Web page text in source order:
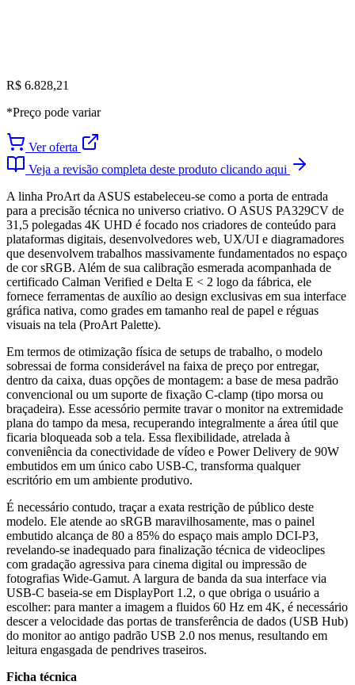
R$ 6.828,21
*Preço pode variar
Ver oferta
Veja a revisão completa deste produto clicando aqui
A linha ProArt da ASUS estabeleceu-se como a porta de entrada
para a precisão técnica no universo criativo. O ASUS PA329CV de
31,5 polegadas 4K UHD é focado nos criadores de conteúdo para
plataformas digitais, desenvolvedores web, UX/UI e diagramadores
que desenvolvem trabalhos massivamente fundamentados no espaço
de cor sRGB. Além de sua calibração esmerada acompanhada de
certificado Calman Verified e Delta E < 2 logo da fábrica, ele
fornece ferramentas de auxílio ao design exclusivas em sua interface
gráfica nativa, como grades em tamanho real de papel e réguas
visuais na tela (ProArt Palette).
Em termos de otimização física de setups de trabalho, o modelo
sobressai de forma considerável na faixa de preço por entregar,
dentro da caixa, duas opções de montagem: a base de mesa padrão
convencional ou um suporte de fixação C-clamp (tipo morsa ou
braçadeira). Esse acessório permite travar o monitor na extremidade
plana do tampo da mesa, recuperando integralmente a área útil que
ficaria bloqueada sob a tela. Essa flexibilidade, atrelada à
conveniência da conectividade de vídeo e Power Delivery de 90W
embutidos em um único cabo USB-C, transforma qualquer
escritório em um ambiente produtivo.
É necessário contudo, traçar a exata restrição de público deste
modelo. Ele atende ao sRGB maravilhosamente, mas o painel
embutido alcança de 80 a 85% do espaço mais amplo DCI-P3,
revelando-se inadequado para finalização técnica de videoclipes
com gradação agressiva para cinema digital ou impressão de
fotografias Wide-Gamut. A largura de banda da sua interface via
USB-C baseia-se em DisplayPort 1.2, o que obriga o usuário a
escolher: para manter a imagem a fluidos 60 Hz em 4K, é necessário
descer a velocidade das portas de transferência de dados (USB Hub)
do monitor ao antigo padrão USB 2.0 nos menus, resultando em
leitura engasgada de pendrives traseiros.
Ficha técnica